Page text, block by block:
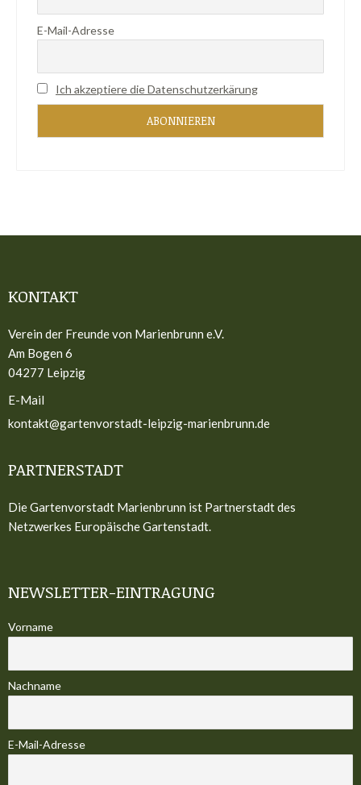
E-Mail-Adresse
Ich akzeptiere die Datenschutzerkärung
KONTAKT
Verein der Freunde von Marienbrunn e.V.
Am Bogen 6
04277 Leipzig
E-Mail
kontakt@gartenvorstadt-leipzig-marienbrunn.de
PARTNERSTADT
Die Gartenvorstadt Marienbrunn ist Partnerstadt des
Netzwerkes Europäische Gartenstadt.
NEWSLETTER-EINTRAGUNG
Vorname
Nachname
E-Mail-Adresse